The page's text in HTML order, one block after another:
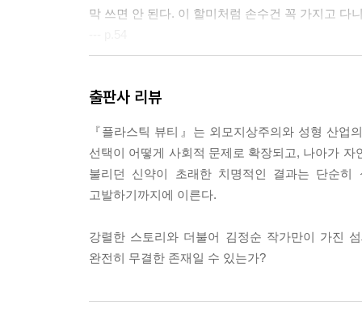
막 쓰면 안 된다. 이 할미처럼 손수건 꼭 가지고 다
예쁜 딸을 시집보내면, 몸에 더듬이가 열 개는 넘
--- p.97
“요한아, 나 박민철 사장님과 여건이 되면 ‘에코
라도 깨끗한 지구를 물려주는 것이 우리 어른이 꼭
버림의 주체가 처음으로 나로 바뀌었다. 묘한 자
출판사 리뷰
『플라스틱 뷰티』는 외모지상주의와 성형 산
선택이 어떻게 사회적 문제로 확장되고, 나아가
불리던 신약이 초래한 치명적인 결과는 단순
고발하기까지에 이른다.
강렬한 스토리와 더불어 김정순 작가만이 가진
완전히 무결한 존재일 수 있는가?